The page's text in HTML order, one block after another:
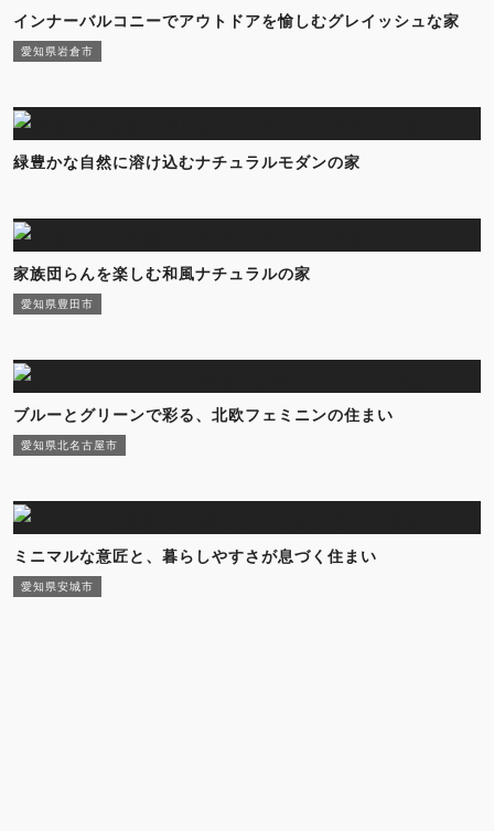
インナーバルコニーでアウトドアを愉しむグレイッシュな家
愛知県岩倉市
緑豊かな自然に溶け込むナチュラルモダンの家
家族団らんを楽しむ和風ナチュラルの家
愛知県豊田市
ブルーとグリーンで彩る、北欧フェミニンの住まい
愛知県北名古屋市
ミニマルな意匠と、暮らしやすさが息づく住まい
愛知県安城市